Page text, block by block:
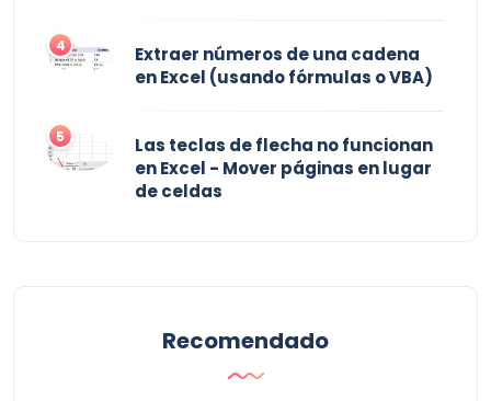
4
Extraer números de una cadena
en Excel (usando fórmulas o VBA)
5
Las teclas de flecha no funcionan
en Excel - Mover páginas en lugar
de celdas
Recomendado